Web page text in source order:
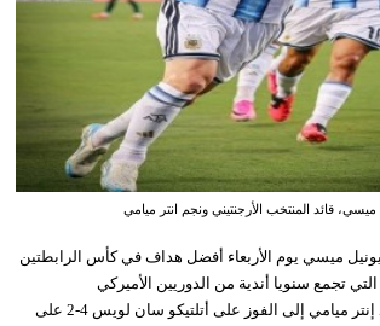
ميسي، قائد المنتخب الأرجنتيني ونجم انتر ميامي
ليونيل ميسي يوم الأربعاء أفضل هداف في كأس الرابطتين
تجمع سنويا أندية من الدوريين الأميركي
والمكسيكي، بعدما قاد إنتر ميامي إلى الفوز على أتلتيكو سان لويس 4-2 على